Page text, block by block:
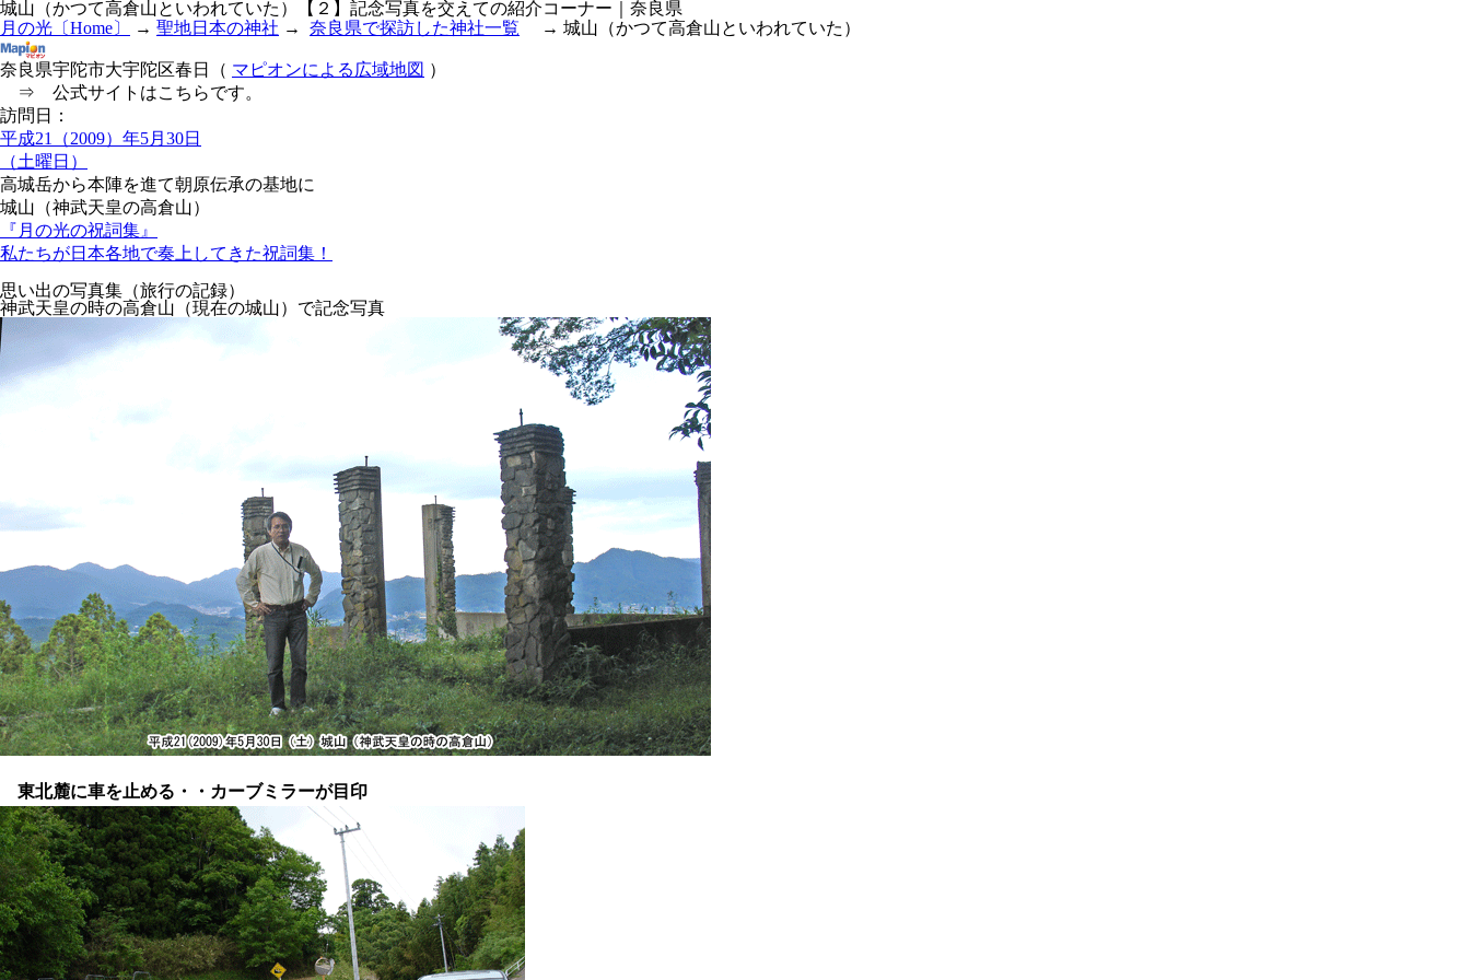
城山（かつて高倉山といわれていた）【２】記念写真を交えての紹介コーナー｜奈良県
月の光〔Home〕
→ 聖地日本の神社 → 奈良県で探訪した神社一覧 → 城山（かつて高倉山といわれていた）
奈良県宇陀市大宇陀区春日（ マピオンによる広域地図 ）
⇒ 公式サイトはこちらです。
訪問日：
平成21（2009）年5月30日
（土曜日）
高城岳から本陣を進て朝原伝承の基地に
城山 （神武天皇の高倉山）
『月の光の祝詞集』
私たちが日本各地で奏上してきた祝詞集！
思い出の写真集（旅行の記録）
神武天皇の時の高倉山（現在の城山）で記念写真
東北麓に車を止める・・カーブミラーが目印